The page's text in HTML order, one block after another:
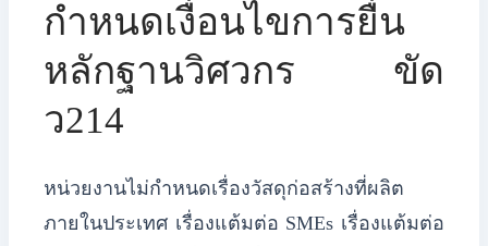
กำหนดเงื่อนไขการยื่น
หลักฐานวิศวกร ขัด
ว214
หน่วยงานไม่กำหนดเรื่องวัสดุก่อสร้างที่ผลิต
ภายในประเทศ เรื่องแต้มต่อ SMEs เรื่องแต้มต่อ